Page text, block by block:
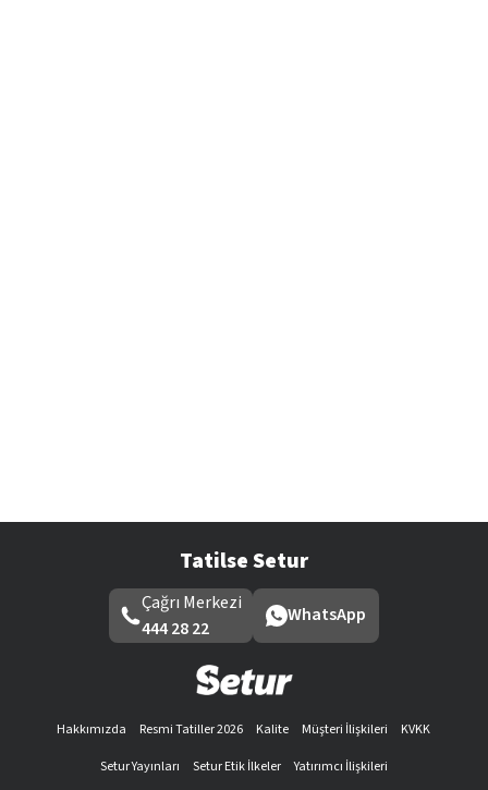
Tatilse Setur
Çağrı Merkezi
444 28 22
WhatsApp
Hakkımızda Resmi Tatiller 2026 Kalite Müşteri İlişkileri
KVKK
Setur Yayınları
Setur Etik İlkeler
Yatırımcı İlişkileri